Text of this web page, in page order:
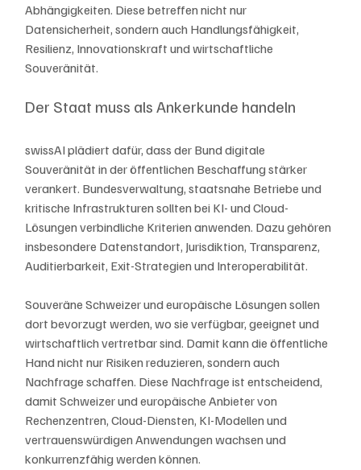
Abhängigkeiten. Diese betreffen nicht nur
Datensicherheit, sondern auch Handlungsfähigkeit,
Resilienz, Innovationskraft und wirtschaftliche
Souveränität.
Der Staat muss als Ankerkunde handeln
swissAI plädiert dafür, dass der Bund digitale
Souveränität in der öffentlichen Beschaffung stärker
verankert. Bundesverwaltung, staatsnahe Betriebe und
kritische Infrastrukturen sollten bei KI- und Cloud-
Lösungen verbindliche Kriterien anwenden. Dazu gehören
insbesondere Datenstandort, Jurisdiktion, Transparenz,
Auditierbarkeit, Exit-Strategien und Interoperabilität.
Souveräne Schweizer und europäische Lösungen sollen
dort bevorzugt werden, wo sie verfügbar, geeignet und
wirtschaftlich vertretbar sind. Damit kann die öffentliche
Hand nicht nur Risiken reduzieren, sondern auch
Nachfrage schaffen. Diese Nachfrage ist entscheidend,
damit Schweizer und europäische Anbieter von
Rechenzentren, Cloud-Diensten, KI-Modellen und
vertrauenswürdigen Anwendungen wachsen und
konkurrenzfähig werden können.